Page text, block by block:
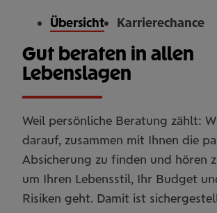
Übersicht Karrierechance
Gut beraten in allen
Lebenslagen
Weil persönliche Beratung zählt:
darauf, zusammen mit Ihnen die
Absicherung zu finden und hören
um Ihren Lebensstil, Ihr Budget
Risiken geht. Damit ist